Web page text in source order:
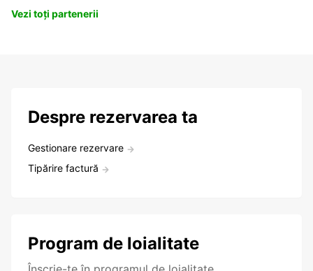
Vezi toți partenerii
Despre rezervarea ta
Gestionare rezervare
Tipărire factură
Program de loialitate